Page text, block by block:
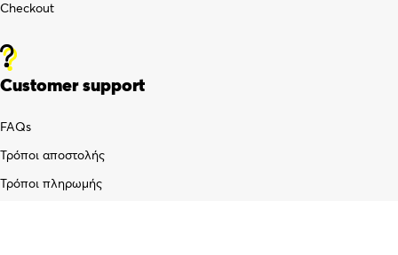
Checkout
Customer support
FAQs
Τρόποι αποστολής
Τρόποι πληρωμής